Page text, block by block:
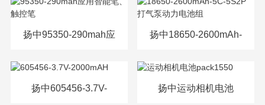
扬中95350-290mah应 扬中18650-2600mAh-
电池组
扬中605456-3.7V- 扬中运动相机电池